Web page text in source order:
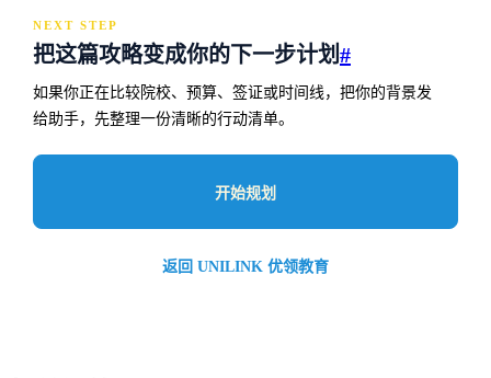
NEXT STEP
把这篇攻略变成你的下一步计划#
如果你正在比较院校、预算、签证或时间线，把你的背景发
给助手，先整理一份清晰的行动清单。
开始规划
返回 UNILINK 优领教育